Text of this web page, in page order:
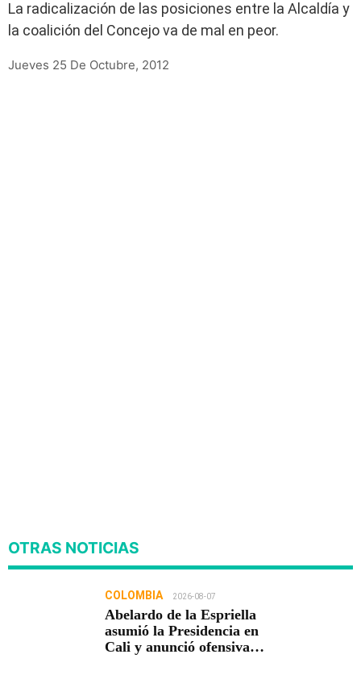
La radicalización de las posiciones entre la Alcaldía y
la coalición del Concejo va de mal en peor.
Jueves 25 De Octubre, 2012
OTRAS NOTICIAS
COLOMBIA 2026-08-07
Abelardo de la Espriella
asumió la Presidencia en
Cali y anunció ofensiva